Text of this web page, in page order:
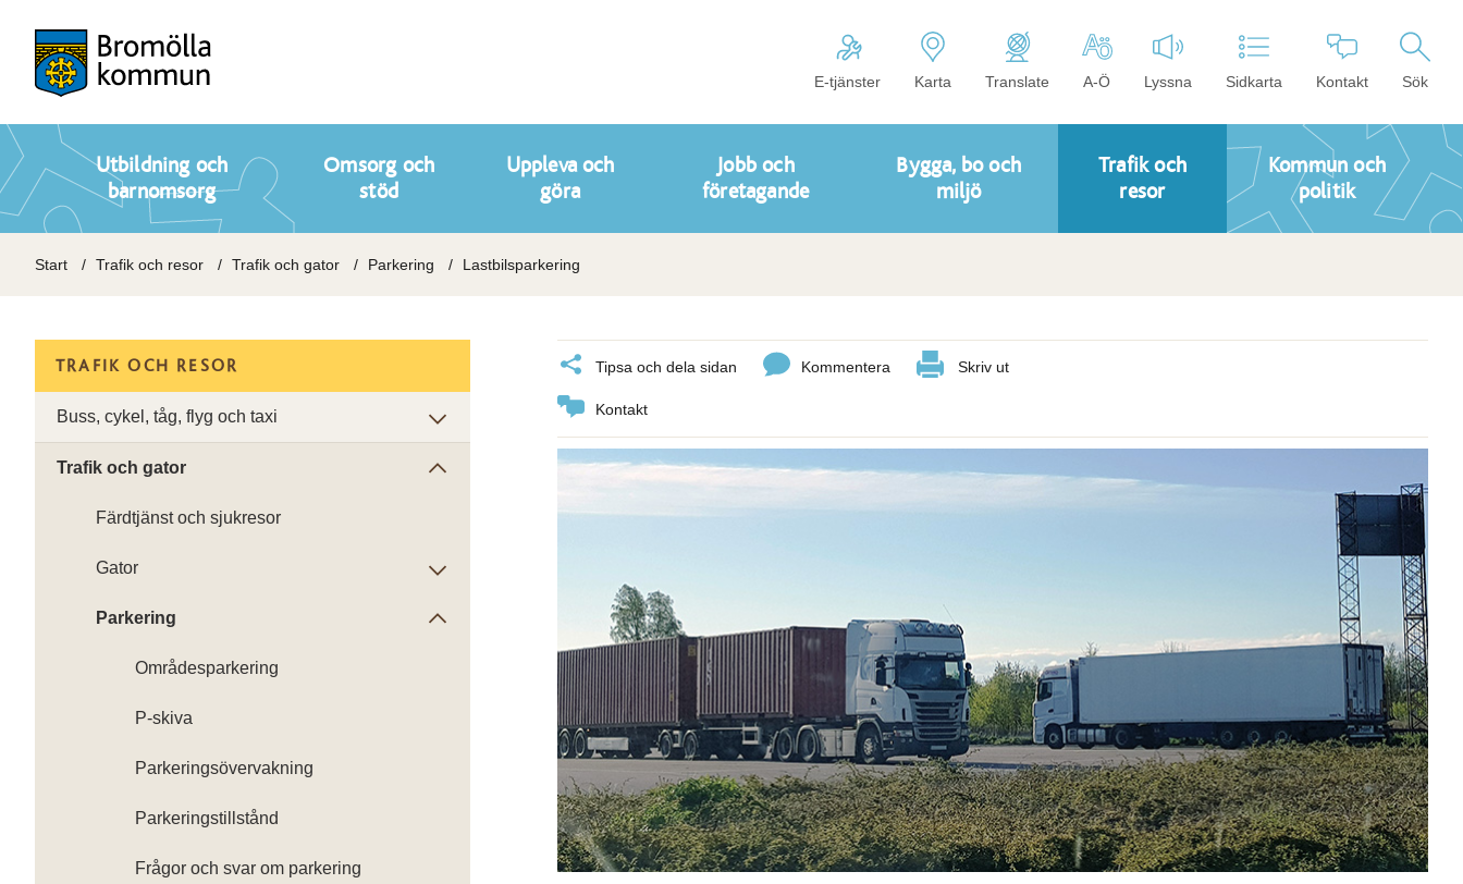
E-tjänster Karta Translate A-Ö Lyssna Sidkarta Kontakt Sök
Utbildning och
barnomsorg
Omsorg och
stöd
Uppleva och
göra
Jobb och
företagande
Bygga, bo och
miljö
Trafik och
resor
Kommun och
politik
Start Trafik och resor Trafik och gator Parkering Lastbilsparkering
Tipsa och dela sidan Kommentera Skriv ut
Kontakt
TRAFIK OCH RESOR
Buss, cykel, tåg, flyg och taxi
Trafik och gator
Färdtjänst och sjukresor
Gator
Parkering
Områdesparkering
P-skiva
Parkeringsövervakning
Parkeringstillstånd
Frågor och svar om parkering